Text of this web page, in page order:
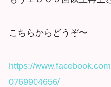
こちらからどうぞ〜
https://
0769904656/